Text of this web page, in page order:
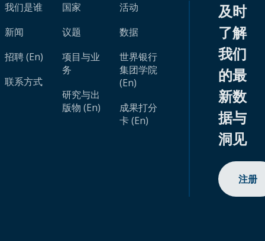
我们是谁
新闻
招聘 (En)
联系方式
国家
议题
项目与业
务
研究与出
版物 (En)
活动
数据
世界银行
集团学院
(En)
成果打分
卡 (En)
及时
了解
我们
的最
新数
据与
洞见
注册